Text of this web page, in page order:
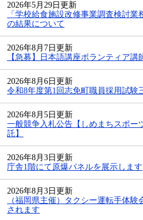
2026年5月29日更新
「学校給食施設改修事業調査検討
の結果について
2026年8月7日更新
【急募】日本語講座ボランティア講
2026年8月6日更新
令和8年度第1回志免町職員採用試験
2026年8月5日更新
一般競争入札公告【しめまちスポー
託】
2026年8月3日更新
庁舎1階にて原爆パネルを展示します
2026年8月3日更新
（福岡県主催）タクシー運転手体
されます